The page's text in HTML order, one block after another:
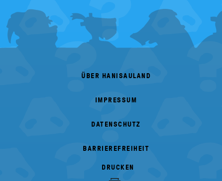
FOOTER
MENU
ÜBER HANISAULAND
IMPRESSUM
DATENSCHUTZ
BARRIEREFREIHEIT
DRUCKEN